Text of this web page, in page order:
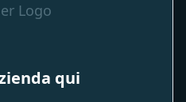
Logo
qui